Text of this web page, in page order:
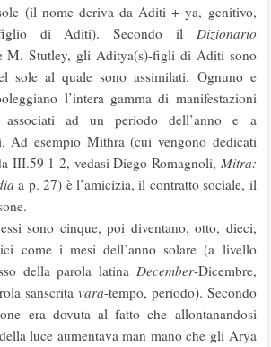
(il nome deriva da Aditi + ya, genitivo,
di Aditi). Secondo il Dizionario
M. Stutley, gli Aditya(s)-figli di Aditi sono
sole al quale sono assimilati. Ognuno e
l’intera gamma di manifestazioni
associati ad un periodo dell’anno e a
Ad esempio Mithra (cui vengono dedicati
III.59 1-2, vedasi Diego Romagnoli, Mitra:
a p. 27) è l’amicizia, il contratto sociale, il
sono cinque, poi diventano, otto, dieci,
come i mesi dell’anno solare (a livello
della parola latina December-Dicembre,
sanscrita vara-tempo, periodo). Secondo
era dovuta al fatto che allontanandosi
luce aumentava man mano che gli Arya